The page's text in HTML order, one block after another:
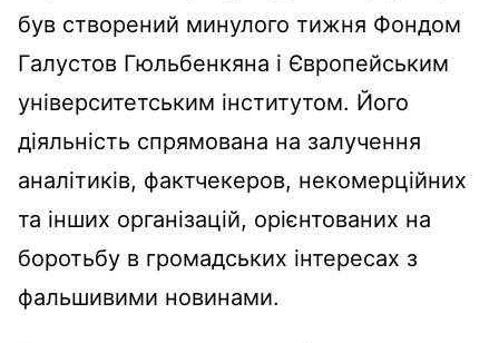
був створений минулого тижня Фондом
Галустов Гюльбенкяна і Європейським
університетським інститутом. Його
діяльність спрямована на залучення
аналітиків, фактчекеров, некомерційних
та інших організацій, орієнтованих на
боротьбу в громадських інтересах з
фальшивими новинами.